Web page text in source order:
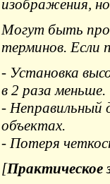
изображения, но
Могут быть
терминов. Если
- Установка
в 2 раза меньше.
- Неправильный
объектах.
- Потеря
[Практическое